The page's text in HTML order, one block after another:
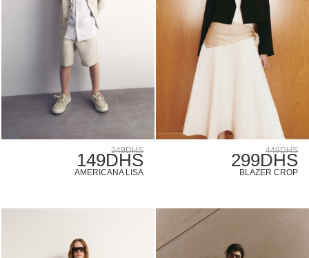
249DHS
149DHS
AMERICANA LISA
449DHS
299DHS
BLAZER CROP